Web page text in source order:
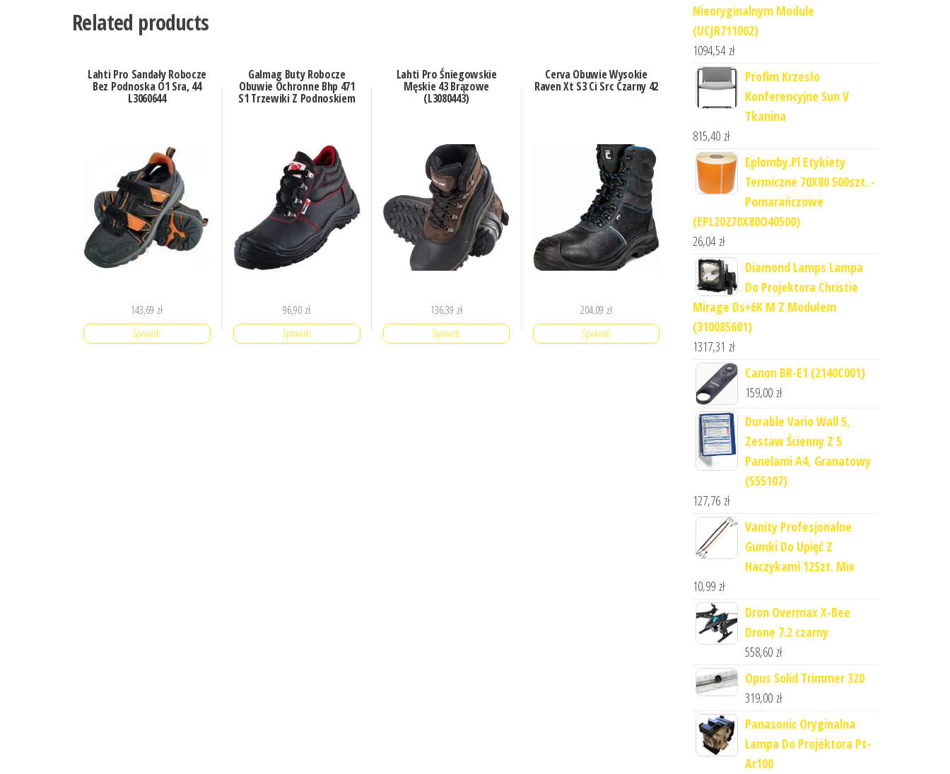
Related products
Lahti Pro Sandały Robocze
Bez Podnoska O1 Sra, 44
L3060644
143,69 zł
Sprawdź
Galmag Buty Robocze
Obuwie Ochronne Bhp 471
S1 Trzewiki Z Podnoskiem
96,90 zł
Sprawdź
Lahti Pro Śniegowskie
Męskie 43 Brązowe
(L3080443)
136,39 zł
Sprawdź
Cerva Obuwie Wysokie
Raven Xt S3 Ci Src Czarny 42
204,09 zł
Sprawdź
Nieoryginalnym Module
(UCJR711002)
1094,54 zł
Profim Krzesło
Konferencyjne Sun V
Tkanina
815,40 zł
Eplomby.Pl Etykiety
Termiczne 70X80 500szt. -
Pomarańczowe
(EPL20270X80O40500)
26,04 zł
Diamond Lamps Lampa
Do Projektora Christie
Mirage Ds+6K M Z Modułem
(310085601)
1317,31 zł
Canon BR-E1 (2140C001)
159,00 zł
Durable Vario Wall 5,
Zestaw Ścienny Z 5
Panelami A4, Granatowy
(555107)
127,76 zł
Vanity Profesjonalne
Gumki Do Upięć Z
Haczykami 12Szt. Mix
10,99 zł
Dron Overmax X-Bee
Drone 7.2 czarny
558,60 zł
Opus Solid Trimmer 320
319,00 zł
Panasonic Oryginalna
Lampa Do Projektora Pt-
Ar100